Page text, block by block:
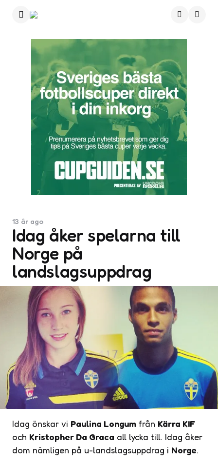
Idag åker spelarna till
Norge på
landslagsuppdrag
13 år ago
Idag önskar vi Paulina Longum från Kärra KIF
och Kristopher Da Graca all lycka till. Idag åker
dom nämligen på u-landslagsuppdrag i Norge.